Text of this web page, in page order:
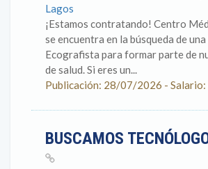
Lagos
¡Estamos contratando! Centro
se encuentra en la búsqueda de
Ecografista para formar parte de
de salud. Si eres un...
Publicación: 28/07/2026 -
BUSCAMOS